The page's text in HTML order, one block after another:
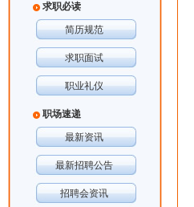
求职必读
简历规范
求职面试
职业礼仪
职场速递
最新资讯
最新招聘公告
招聘会资讯